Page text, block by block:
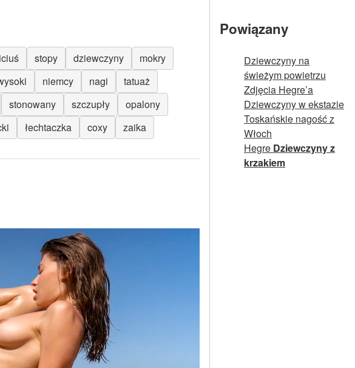
stopy dziewczyny
mokry
niemcy nagi
tatuaż
stonowany szczupły
opalony
łechtaczka coxy zaika
Powiązany
Dziewczyny na
świeżym powietrzu
Zdjęcia Hegre’a
Dziewczyny w ekstazie
Toskańskie nagość z
Włoch
Hegre Dziewczyny z
krzakiem